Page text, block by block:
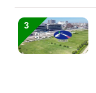
3